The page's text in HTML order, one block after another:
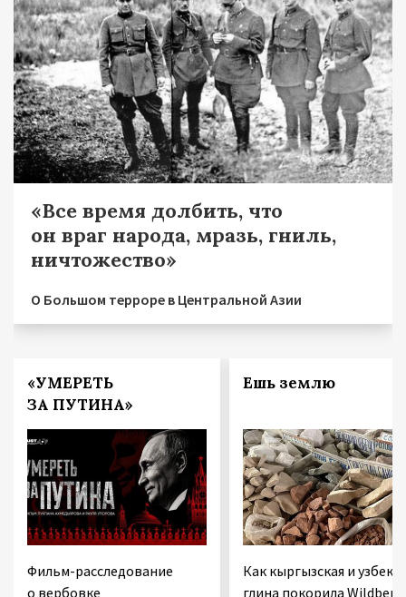
«Все время долбить, что
он враг народа, мразь, гниль,
ничтожество»
О Большом терроре в Центральной Азии
«УМЕРЕТЬ
ЗА ПУТИНА»
Фильм-расследование
о вербовке
Ешь землю
Как кыргызская и
глина покорила